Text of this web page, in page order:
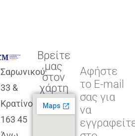
Σαρωνικού
33 &
Κρατίνου
163 45
Βρείτε
μας
στον
χάρτη
Αφήστε
το E-mail
σας για
να